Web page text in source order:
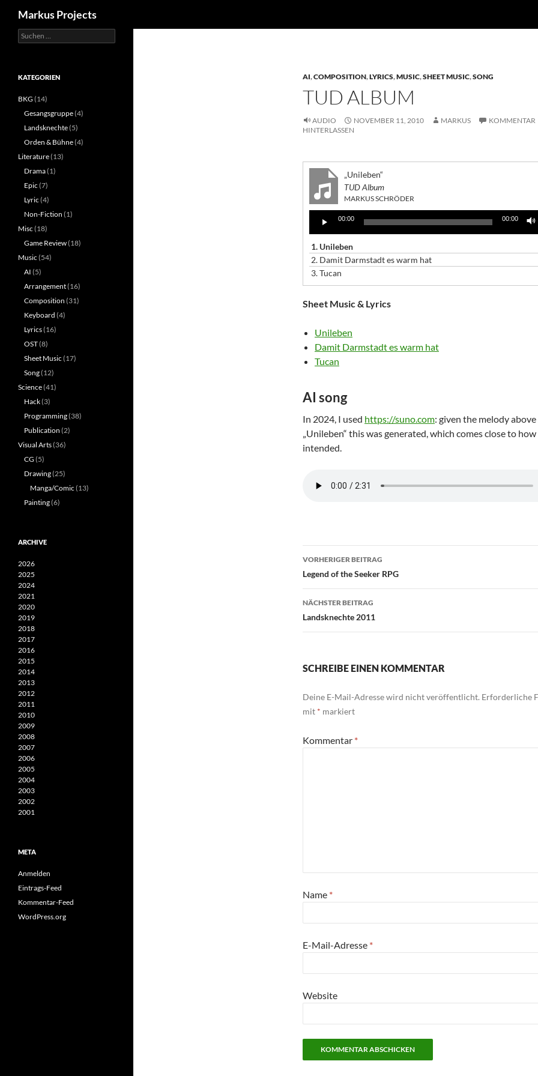
Markus Projects
AI,COMPOSITION,LYRICS,MUSIC,SHEET MUSIC,SONG
TUD ALBUM
AUDIO NOVEMBER 11, 2010 MARKUS
KOMMENTAR
HINTERLASSEN
„Unileben“
TUD Album
MARKUS SCHRÖDER
Player
00:00 00:00
1. Unileben
2. Damit Darmstadt es warm hat
3.Tucan
Sheet Music & Lyrics
Unileben
Damit Darmstadt es warm hat
Tucan
AI song
In 2024, I used https://suno.com: given the melody
„Unileben“ this was generated, which comes close to
intended.
Beitragsnavigation
VORHERIGER BEITRAG
Legend of the Seeker RPG
NÄCHSTER BEITRAG
Landsknechte 2011
SCHREIBE EINEN KOMMENTAR
Deine E-Mail-Adresse wird nicht veröffentlicht. Erforderliche
mit * markiert
Kommentar *
Name *
E-Mail-Adresse *
Website
Suchen
nach:
KATEGORIEN
BKG (14)
Gesangsgruppe(4)
Landsknechte(5)
Orden & Bühne(4)
Literature(13)
Drama(1)
Epic (7)
Lyric (4)
Non-Fiction (1)
Misc (18)
Game Review(18)
Music (54)
AI (5)
Arrangement(16)
Composition (31)
Keyboard (4)
Lyrics(16)
OST(8)
Sheet Music (17)
Song(12)
Science(41)
Hack(3)
Programming(38)
Publication (2)
Visual Arts(36)
CG (5)
Drawing(25)
Manga/Comic (13)
Painting(6)
ARCHIVE
2026
2025
2024
2021
2020
2019
2018
2017
2016
2015
2014
2013
2012
2011
2010
2009
2008
2007
2006
2005
2004
2003
2002
2001
META
Anmelden
Eintrags-Feed
Kommentar-Feed
WordPress.org